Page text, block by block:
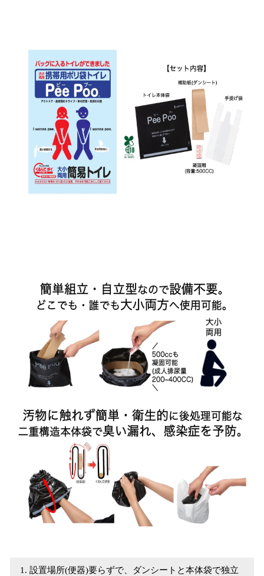
設置場所(便器)要らずで、ダンシートと本体袋で独立